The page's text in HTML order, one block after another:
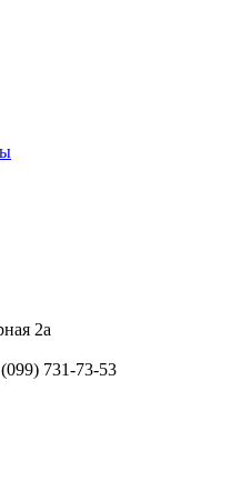
2а
(099) 731-73-53